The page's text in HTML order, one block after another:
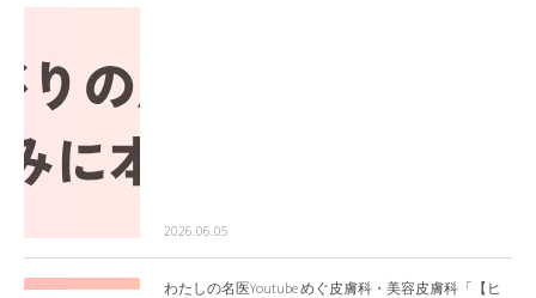
2026.06.05
わたしの名医Youtube めぐ皮膚科・美容皮膚科「【ヒ